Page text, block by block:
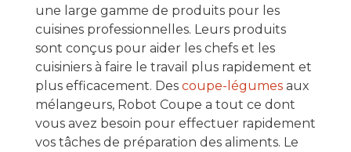
une large gamme de produits pour les
cuisines professionnelles. Leurs produits
sont conçus pour aider les chefs et les
cuisiniers à faire le travail plus rapidement et
plus efficacement. Des coupe-légumes aux
mélangeurs, Robot Coupe a tout ce dont
vous avez besoin pour effectuer rapidement
vos tâches de préparation des aliments. Le